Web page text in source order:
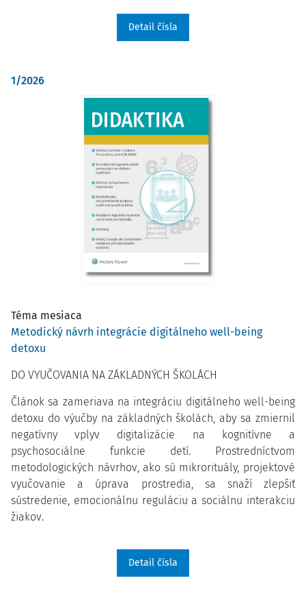
Detail čísla
1/2026
Téma mesiaca
Metodický návrh integrácie digitálneho well-being
detoxu
DO VYUČOVANIA NA ZÁKLADNÝCH ŠKOLÁCH
Článok sa zameriava na integráciu digitálneho well-being
detoxu do výučby na základných školách, aby sa zmiernil
negatívny vplyv digitalizácie na kognitívne a
psychosociálne funkcie detí. Prostredníctvom
metodologických návrhov, ako sú mikrorituály, projektové
vyučovanie a úprava prostredia, sa snaží zlepšiť
sústredenie, emocionálnu reguláciu a sociálnu interakciu
žiakov.
Detail čísla